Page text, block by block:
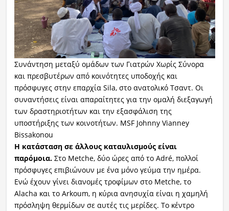
Συνάντηση μεταξύ ομάδων των Γιατρών Χωρίς Σύνορα
και πρεσβυτέρων από κοινότητες υποδοχής και
πρόσφυγες στην επαρχία Sila, στο ανατολικό Τσαντ. Οι
συναντήσεις είναι απαραίτητες για την ομαλή διεξαγωγή
των δραστηριοτήτων και την εξασφάλιση της
υποστήριξης των κοινοτήτων. MSF Johnny Vianney
Bissakonou
Η κατάσταση σε άλλους καταυλισμούς είναι
παρόμοια.Στο Metche, δύο ώρες από το Adré, πολλοί
πρόσφυγες επιβιώνουν με ένα μόνο γεύμα την ημέρα.
Ενώ έχουν γίνει διανομές τροφίμων στο Metche, το
Alacha και το Arkoum, η κύρια ανησυχία είναι η χαμηλή
πρόσληψη θερμίδων σε αυτές τις μερίδες. Το κέντρο